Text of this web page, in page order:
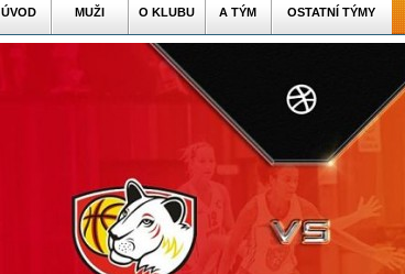
ÚVOD MUŽI O KLUBU A TÝM OSTATNÍ TÝMY